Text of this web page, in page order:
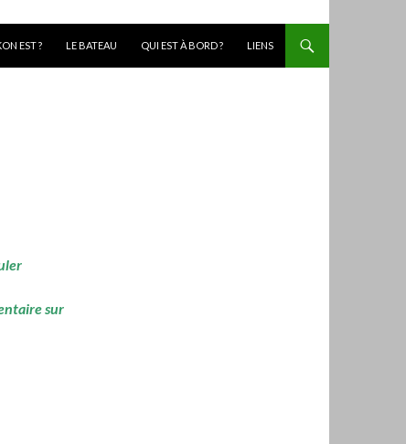
EST ? LE BATEAU QUI EST À BORD ? LIENS
sur